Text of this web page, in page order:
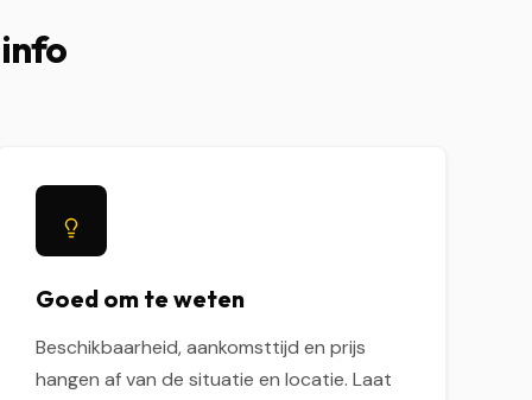
Goed om te weten
Beschikbaarheid, aankomsttijd en prijs
hangen af van de situatie en locatie. Laat